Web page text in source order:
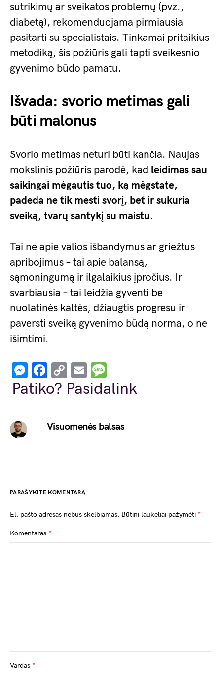
sutrikimų ar sveikatos problemų (pvz.,
diabetą), rekomenduojama pirmiausia
pasitarti su specialistais. Tinkamai pritaikius
metodiką, šis požiūris gali tapti sveikesnio
gyvenimo būdo pamatu.
Išvada: svorio metimas gali
būti malonus
Svorio metimas neturi būti kančia. Naujas
mokslinis požiūris parodė, kad leidimas sau
saikingai mėgautis tuo, ką mėgstate,
padeda ne tik mesti svorį, bet ir sukuria
sveiką, tvarų santykį su maistu.
Tai ne apie valios išbandymus ar griežtus
apribojimus – tai apie balansą,
sąmoningumą ir ilgalaikius įpročius. Ir
svarbiausia – tai leidžia gyventi be
nuolatinės kaltės, džiaugtis progresu ir
paversti sveiką gyvenimo būdą norma, o ne
išimtimi.
Messenger
Facebook
Copy
Link
Email
Patiko? Pasidalink
Visuomenės balsas
PARAŠYKITE KOMENTARĄ
El. pašto adresas nebus skelbiamas. Būtini laukeliai pažymėti *
Komentaras *
Vardas *